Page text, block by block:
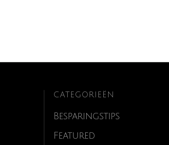
CATEGORIEËN
Besparingstips
Featured